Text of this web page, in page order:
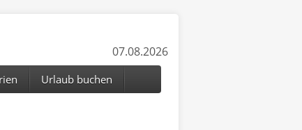
07.08.2026
Urlaub buchen